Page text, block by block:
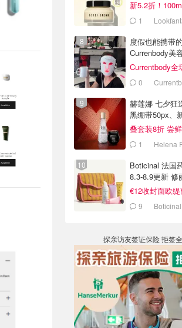
新5.2折！
1
度假也能携带
Currenbody美
Currentbody全
0
赫莲娜 七夕狂
黑绷带50px、
叠套装8折 尝
1 Helena
Boticinal 法国
8.3-8.9更新 修
€12收封面欧
9 Boticinal
探亲访友签证保险 拒签